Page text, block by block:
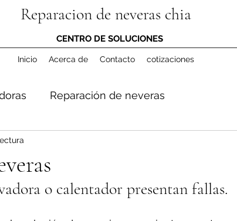
Reparacion de neveras chia
CENTRO DE SOLUCIONES
Inicio Acerca de Contacto cotizaciones
Reparación de neveras
o calentador presentan fallas.